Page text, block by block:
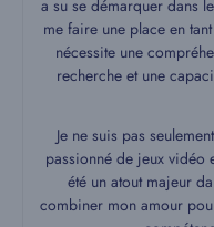
a su se démarquer dans
me faire une place en
nécessite une
recherche et une
Je ne suis pas
passionné de jeux vidéo
été un atout majeur
combiner mon amour